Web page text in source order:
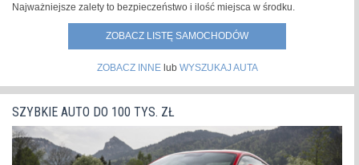
Najważniejsze zalety to bezpieczeństwo i ilość miejsca w środku.
ZOBACZ LISTĘ SAMOCHODÓW
ZOBACZ INNElub WYSZUKAJ AUTA
SZYBKIE AUTO DO 100 TYS. ZŁ